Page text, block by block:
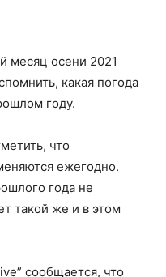
месяц осени 2021
какая погода
году.
что
ежегодно.
года не
такой же и в этом
сообщается, что